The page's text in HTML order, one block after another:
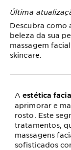
Última
Descubra como
beleza da sua
massagem
skincare.
Aestética
aprimorar e
rosto. Este
tratamentos,
massagens
sofisticados